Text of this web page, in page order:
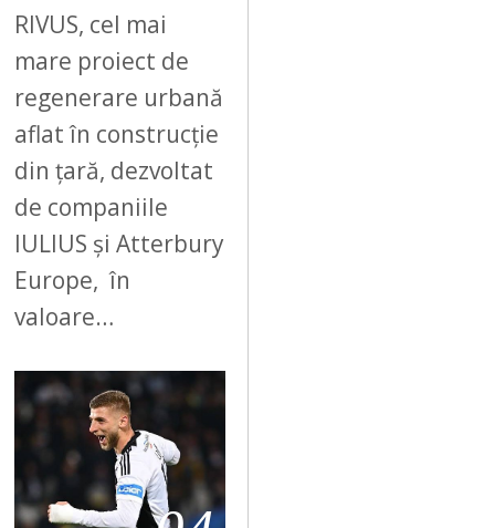
RIVUS, cel mai
mare proiect de
regenerare urbană
aflat în construcție
din țară, dezvoltat
de companiile
IULIUS și Atterbury
Europe, în
valoare…